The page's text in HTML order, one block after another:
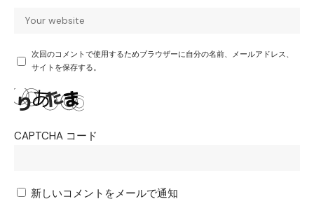
次回のコメントで使用するためブラウザーに自分の名前、メールアドレス、
サイトを保存する。
CAPTCHA コード
新しいコメントをメールで通知